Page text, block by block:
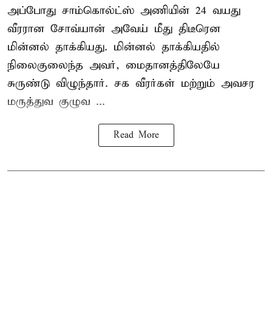
அப்போது சாம்கொல்ட்ஸ் அணியின் 24 வயது
வீரரான சோவ்யான் அவேய் மீது திடீரென
மின்னல் தாக்கியது. மின்னல் தாக்கியதில்
நிலைகுலைந்த அவர், மைதானத்திலேயே
சுருண்டு விழுந்தார். சக வீரர்கள் மற்றும் அவசர
மருத்துவ குழுவ ...
Read More